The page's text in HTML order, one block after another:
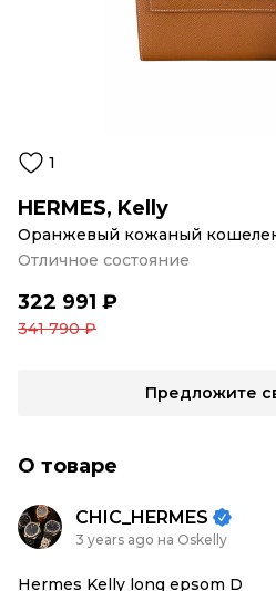
1
HERMES, Kelly
Оранжевый кожаный
Отличное состояние
322 991 ₽
341 790 ₽
Предложите
О товаре
CHIC_HERMES
3 years ago на Oskelly
Hermes Kelly long epsom D